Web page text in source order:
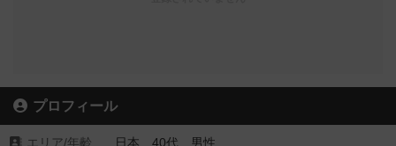
プロフィール
エリア/年齡 日本 40代 男性